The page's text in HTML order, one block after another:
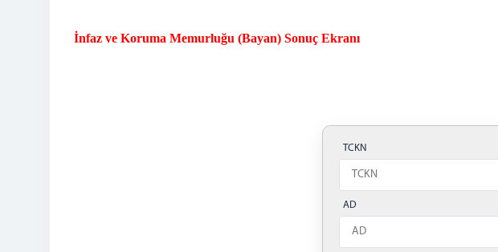
İnfaz ve Koruma Memurluğu (Bayan) Sonuç Ekranı
TCKN
AD